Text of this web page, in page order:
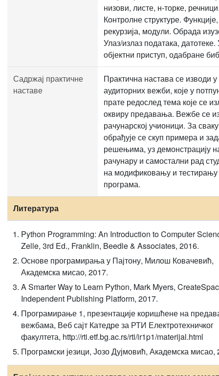
низови, листе, н-торке,
Контролне структуре. Функције,
рекурзија, модули. Обрада
Улаз/излаз података, датотеке.
објектни приступ, одабране
Садржај практичне
наставе
Практична настава се изводи
аудиторних вежби, које у
прате редослед тема које се
оквиру предавања. Вежбе се
рачунарској учионици. За
обрађује се скуп примера и
решењима, уз демонстрацију
рачунару и самостални рад
на модификовању и тестирању
програма.
Литература
Python Programming: An Introduction to Computer
Zelle, 3rd Ed., Franklin, Beedle & Associates, 2016.
Основе програмирања у Пајтону, Милош Ковачевић,
Академска мисао, 2017.
A Smarter Way to Learn Python, Mark Myers,
Independent Publishing Platform, 2017.
Програмирање 1, презентације коришћене на
вежбама, Веб сајт Катедре за РТИ Електротехничког
факултета, http://rti.etf.bg.ac.rs/rti/ir1p1/materijal.html
Програмски језици, Јозо Дујмовић, Академска мисао,